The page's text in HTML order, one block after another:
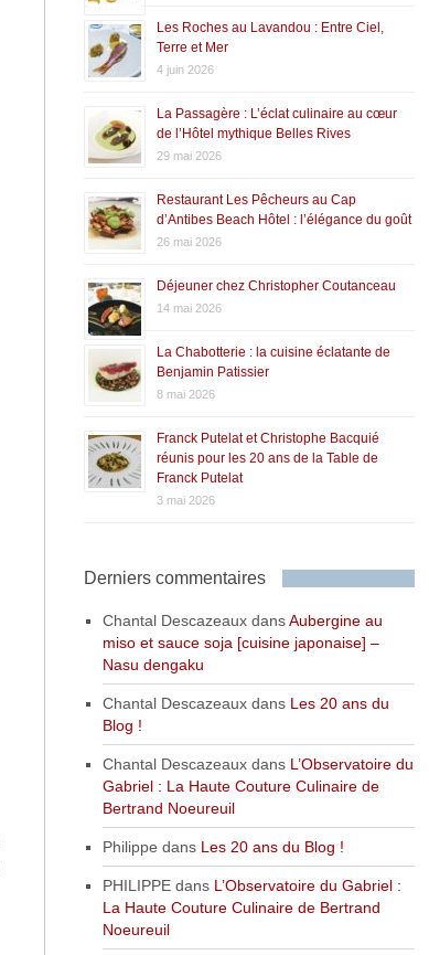
Les Roches au Lavandou : Entre Ciel,
Terre et Mer
4 juin 2026
La Passagère : L’éclat culinaire au cœur
de l’Hôtel mythique Belles Rives
29 mai 2026
Restaurant Les Pêcheurs au Cap
d’Antibes Beach Hôtel : l’élégance du goût
26 mai 2026
Déjeuner chez Christopher Coutanceau
14 mai 2026
La Chabotterie : la cuisine éclatante de
Benjamin Patissier
8 mai 2026
Franck Putelat et Christophe Bacquié
réunis pour les 20 ans de la Table de
Franck Putelat
3 mai 2026
Derniers commentaires
Chantal DescazeauxdansAubergine au
miso et sauce soja [cuisine japonaise] –
Nasu dengaku
Chantal Descazeauxdans Les 20 ans du
Blog !
Chantal Descazeauxdans L’Observatoire du
Gabriel : La Haute Couture Culinaire de
Bertrand Noeureuil
Philippe dans Les 20 ans du Blog !
PHILIPPEdans L’Observatoire du Gabriel :
La Haute Couture Culinaire de Bertrand
Noeureuil